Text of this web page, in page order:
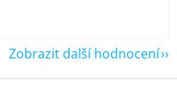
Zobrazit další hodnocení